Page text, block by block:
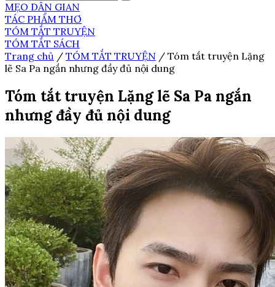
MẸO DÂN GIAN
TÁC PHẨM THƠ
TÓM TẮT TRUYỆN
TÓM TẮT SÁCH
Trang chủ / TÓM TẮT TRUYỆN / Tóm tắt truyện Lặng
lẽ Sa Pa ngắn nhưng đầy đủ nội dung
Tóm tắt truyện Lặng lẽ Sa Pa ngắn
nhưng đầy đủ nội dung